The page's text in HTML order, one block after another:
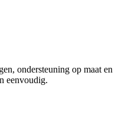
ondersteuning op maat en
eenvoudig.